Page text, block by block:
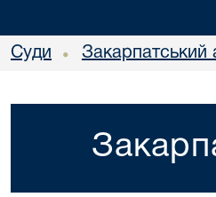
Суди • Закарпатський